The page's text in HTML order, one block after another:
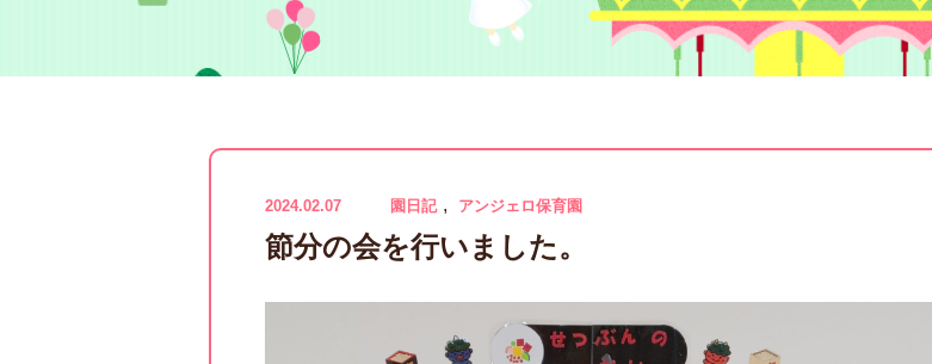
2024.02.07 園日記 , アンジェロ保育園
節分の会を行いました。